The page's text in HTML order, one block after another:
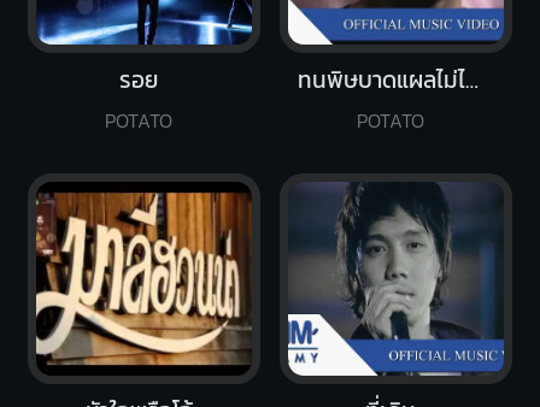
รอย
POTATO
ทนพิษบาดแผลไม่ไหว
POTATO